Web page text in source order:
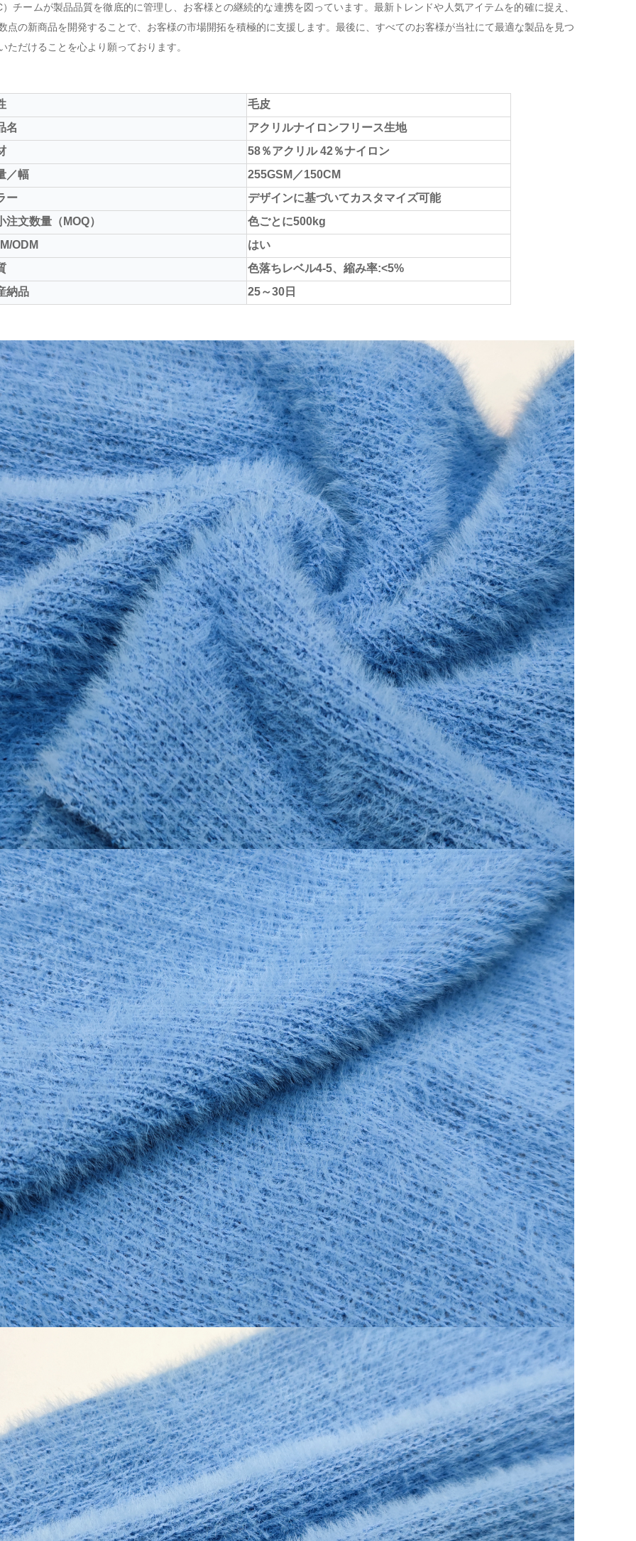
）チームが製品品質を徹底的に管理し、お客様との継続的な連携を図っています。最新トレンドや人気アイテムを的確に捉え、
点の新商品を開発することで、お客様の市場開拓を積極的に支援します。最後に、すべてのお客様が当社にて最適な製品を見つ
ただけることを心より願っております。
毛皮
名
アクリルナイロンフリース生地
58％アクリル 42％ナイロン
／幅
255GSM／150CM
ー
デザインに基づいてカスタマイズ可能
注文数量（MOQ）
色ごとに500kg
ODM
はい
色落ちレベル4-5、縮み率:<5%
納品
25～30日